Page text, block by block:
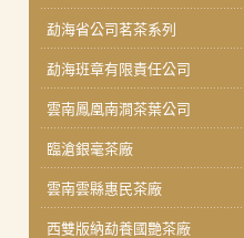
勐海省公司茗茶系列
勐海班章有限責任公司
雲南鳳凰南澗茶葉公司
臨滄銀毫茶廠
雲南雲縣惠民茶廠
西雙版納勐養國艷茶廠